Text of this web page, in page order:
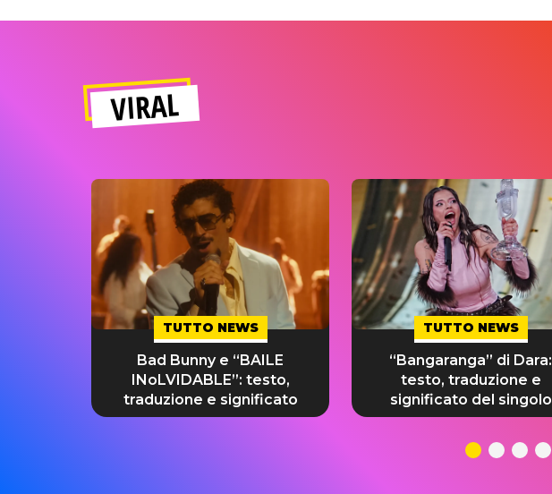
VIRAL
TUTTO NEWS
Bad Bunny e “BAILE
INoLVIDABLE”: testo,
traduzione e significato
TUTTO NEWS
“Bangaranga” di Dara:
testo, traduzione e
significato del singolo